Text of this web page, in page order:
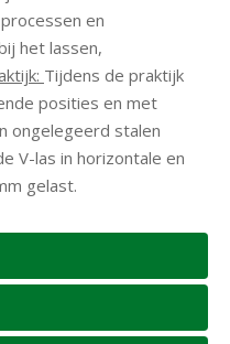
en
het lassen,
Tijdens de praktijk
posities en met
ongelegeerd stalen
V-las in horizontale en
gelast.